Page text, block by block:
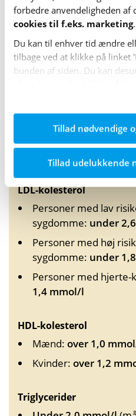
forbedre anvende­lig­heden af
cookies til f.eks. marketing.
Du kan til enhver tid ændre
tilbage ved at klikke på linket
bunden af siden. Du kan
Tillad nødvendige
Tillad udelukkende
Anbefalinger nedenfor
personer med type 2-
For LDL-kolesterol
om man allerede har
sygdomme, eller er i
Under 4,5 mmol/l
LDL-kolesterol
Personer med lav
sygdomme: under
Personer med høj
sygdomme: under
Personer med hjerte-
1,4 mmol/l
HDL-kolesterol
Mænd: over 1,0
Kvinder: over 1,2
Triglycerider